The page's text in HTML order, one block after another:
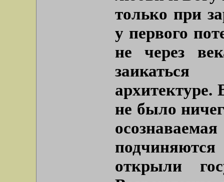
только при
у первого
не через
архитектуре.
не было
открыли